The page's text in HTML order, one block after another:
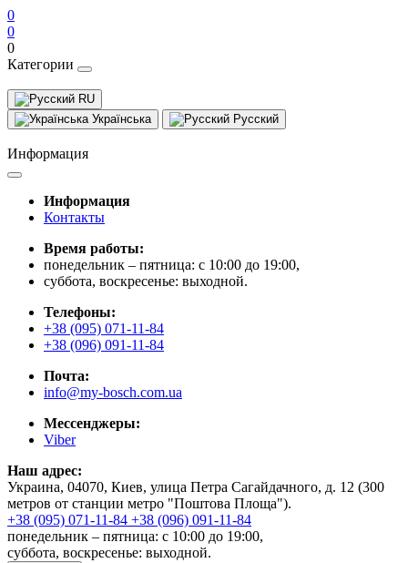
0
0
0
Категории
RU
Українська
Русский
Информация
Информация
Контакты
Время работы:
понедельник – пятница: с 10:00 до 19:00,
суббота, воскресенье: выходной.
Телефоны:
+38 (095) 071-11-84
+38 (096) 091-11-84
Почта:
info@my-bosch.com.ua
Мессенджеры:
Viber
Наш адрес:
Украина, 04070, Киев, улица Петра Сагайдачного, д. 12 (300
метров от станции метро "Поштова Площа").
+38 (095) 071-11-84 +38 (096) 091-11-84
понедельник – пятница: с 10:00 до 19:00,
суббота, воскресенье: выходной.